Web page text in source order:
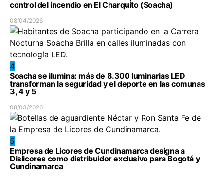
control del incendio en El Charquito (Soacha)
08/04/2026
4
Soacha se ilumina: más de 8.300 luminarias LED
transforman la seguridad y el deporte en las comunas
3, 4 y 5
08/03/2026
5
Empresa de Licores de Cundinamarca designa a
Dislicores como distribuidor exclusivo para Bogotá y
Cundinamarca